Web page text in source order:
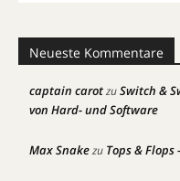
Neueste Kommentare
captain carotzuSwitch &
von Hard- und Software
Max Snakezu Tops & Flops